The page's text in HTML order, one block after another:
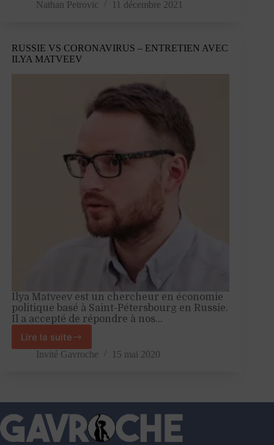
la
carcérale
Nathan Petrovic 11 décembre 2021
RUSSIE VS CORONAVIRUS – ENTRETIEN AVEC
ILYA MATVEEV
Ilya Matveev est un chercheur en économie
politique basé à Saint-Pétersbourg en Russie.
Il a accepté de répondre à nos…
Lire la suite
Russie
VS
avec
Ilya
Matveev
Invité Gavroche 15 mai 2020